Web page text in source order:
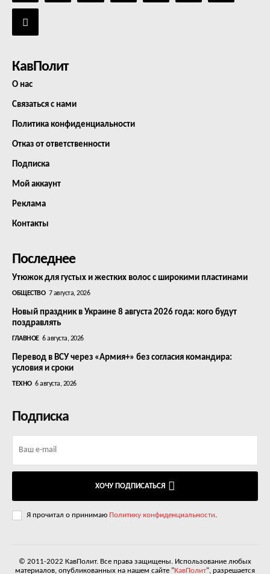
КавПолит
О нас
Связаться с нами
Политика конфиденциальности
Отказ от ответственности
Подписка
Мой аккаунт
Реклама
Контакты
Последнее
Утюжок для густых и жестких волос с широкими пластинами
ОБЩЕСТВО 7 августа, 2026
Новый праздник в Украине 8 августа 2026 года: кого будут
поздравлять
ГЛАВНОЕ 6 августа, 2026
Перевод в ВСУ через «Армия+» без согласия командира:
условия и сроки
ТЕХНО 6 августа, 2026
Подписка
ХОЧУ ПОДПИСАТЬСЯ
Я прочитал о принимаю Политику конфиденциальности.
© 2011-2022 КавПолит. Все права защищены. Использование любых
материалов, опубликованных на нашем сайте "КавПолит", разрешается